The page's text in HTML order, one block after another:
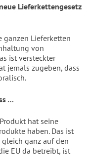
Lieferkettengesetz
ganzen Lieferketten
von
ist versteckter
jemals zugeben, dass
…
hat seine
haben. Das ist
ganz auf den
EU da betreibt, ist